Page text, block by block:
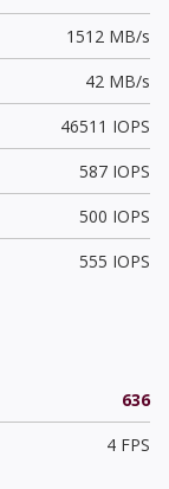
1512 MB/s
42 MB/s
46511 IOPS
587 IOPS
500 IOPS
555 IOPS
636
4 FPS